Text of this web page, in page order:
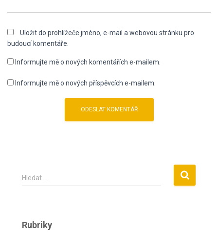
Uložit do prohlížeče jméno, e-mail a webovou stránku pro
budoucí komentáře.
Informujte mě o nových komentářích e-mailem.
Informujte mě o nových příspěvcích e-mailem.
V
y
d
Hledat …
Rubriky